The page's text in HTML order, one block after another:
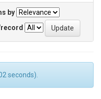
by
seconds).